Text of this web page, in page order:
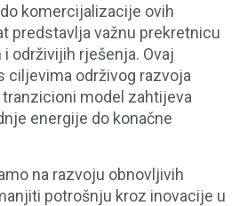
komercijalizacije ovih
predstavlja važnu prekretnicu
održivijih rješenja. Ovaj
ciljevima održivog razvoja
model zahtijeva
energije do konačne
na razvoju obnovljivih
potrošnju kroz inovacije u